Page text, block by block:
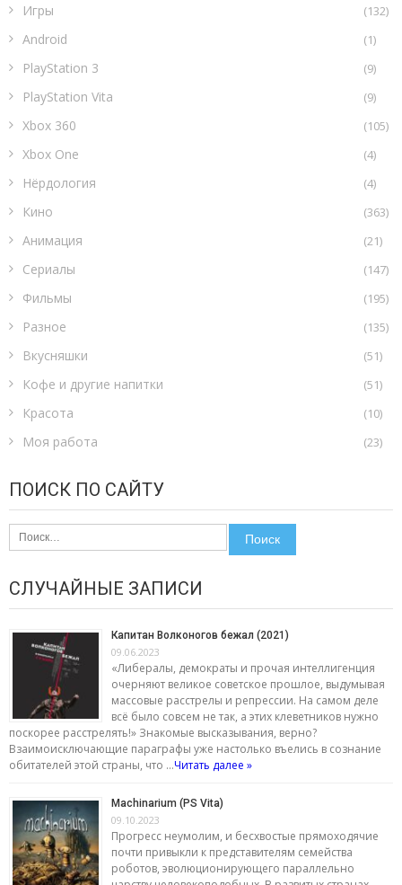
Игры (132)
Android (1)
PlayStation 3 (9)
PlayStation Vita (9)
Xbox 360 (105)
Xbox One (4)
Нёрдология (4)
Кино (363)
Анимация (21)
Сериалы (147)
Фильмы (195)
Разное (135)
Вкусняшки (51)
Кофе и другие напитки (51)
Красота (10)
Моя работа (23)
ПОИСК ПО САЙТУ
Найти:
СЛУЧАЙНЫЕ ЗАПИСИ
Капитан Волконогов бежал (2021)
09.06.2023
«Либералы, демократы и прочая интеллигенция
очерняют великое советское прошлое, выдумывая
массовые расстрелы и репрессии. На самом деле
всё было совсем не так, а этих клеветников нужно
поскорее расстрелять!» Знакомые высказывания, верно?
Взаимоисключающие параграфы уже настолько въелись в сознание
обитателей этой страны, что …Читать далее »
Machinarium (PS Vita)
09.10.2023
Прогресс неумолим, и бесхвостые прямоходячие
почти привыкли к представителям семейства
роботов, эволюционирующего параллельно